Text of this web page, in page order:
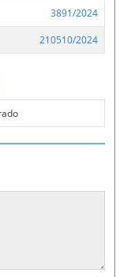
3891/2024
210510/2024